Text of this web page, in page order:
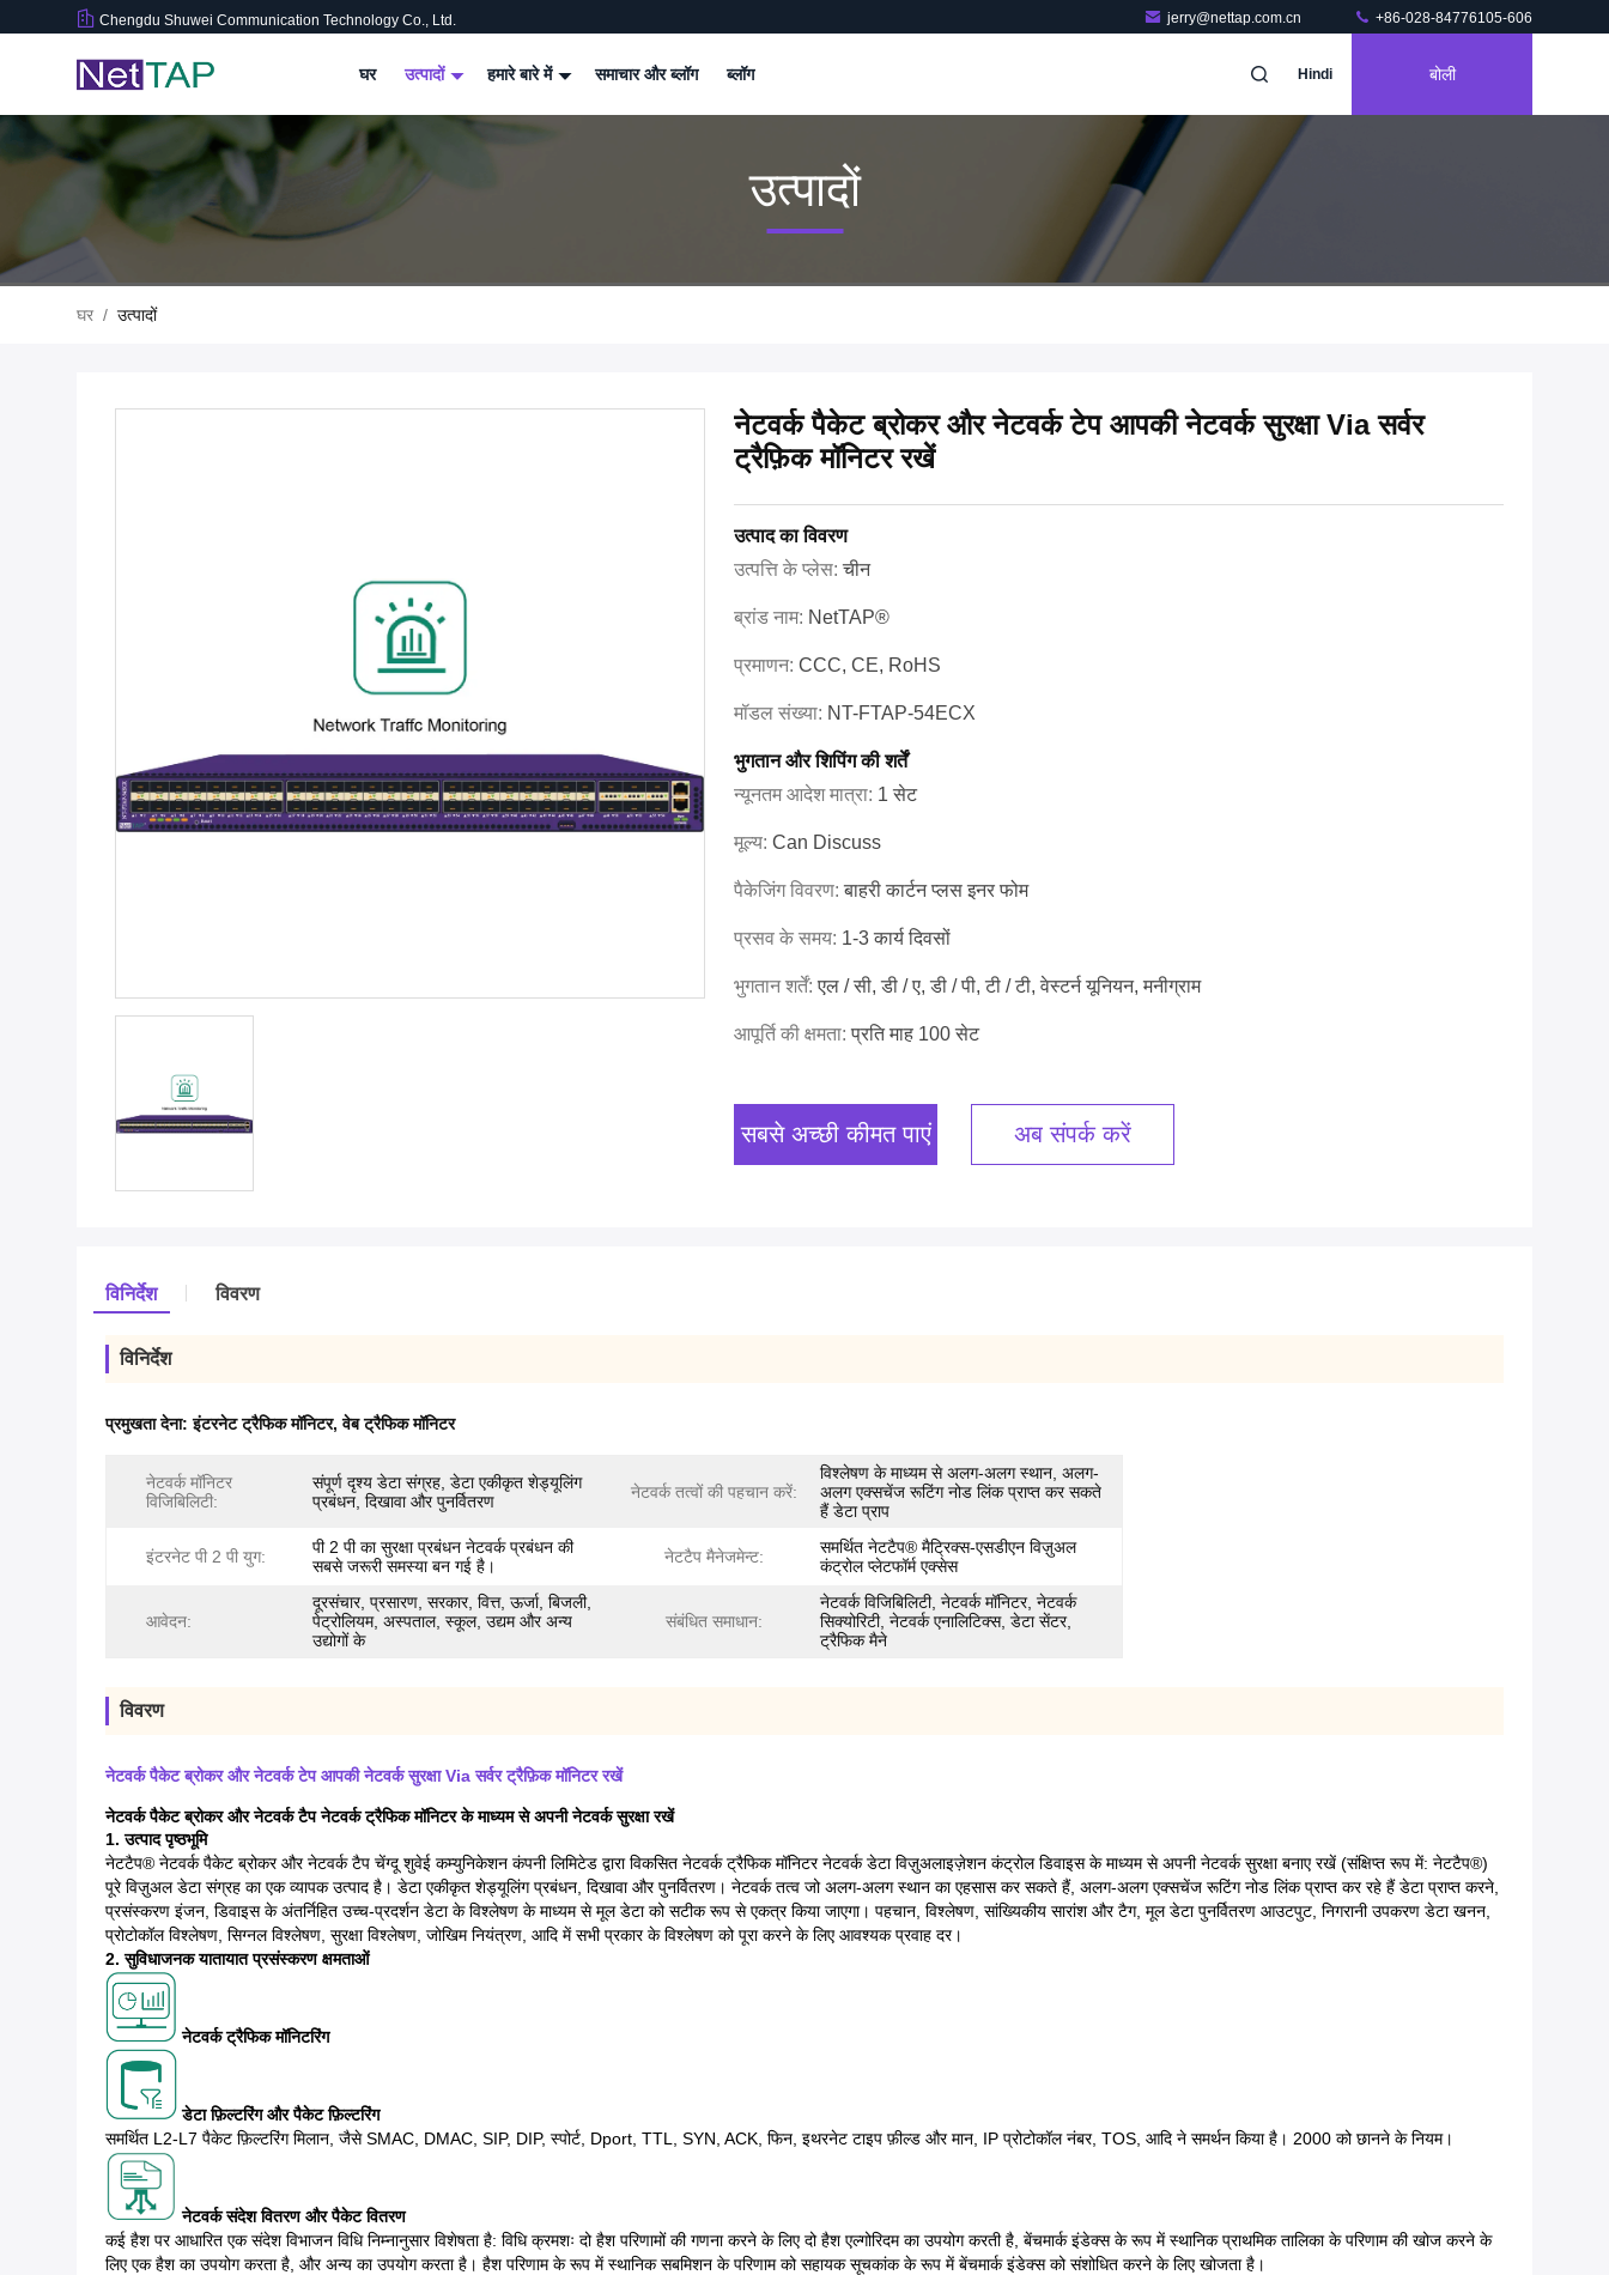
Chengdu Shuwei Communication Technology Co., Ltd. jerry@nettap.com.cn +86-028-84776105-606
घर उत्पादों हमारे बारे में समाचार और ब्लॉग ब्लॉग Hindi बोली
उत्पादों
घर / उत्पादों
नेटवर्क पैकेट ब्रोकर और नेटवर्क टेप आपकी नेटवर्क सुरक्षा Via सर्वर
ट्रैफ़िक मॉनिटर रखें
उत्पाद का विवरण
उत्पत्ति के प्लेस:चीन
ब्रांड नाम: NetTAP®
प्रमाणन: CCC, CE, RoHS
मॉडल संख्या: NT-FTAP-54ECX
भुगतान और शिपिंग की शर्तें
न्यूनतम आदेश मात्रा: 1 सेट
मूल्य: Can Discuss
पैकेजिंग विवरण:बाहरी कार्टन प्लस इनर फोम
प्रसव के समय: 1-3 कार्य दिवसों
भुगतान शर्तें:एल / सी, डी / ए, डी / पी, टी / टी, वेस्टर्न यूनियन, मनीग्राम
आपूर्ति की क्षमता:प्रति माह 100 सेट
सबसे अच्छी कीमत पाएं अब संपर्क करें
विनिर्देश विवरण
विनिर्देश
प्रमुखता देना:इंटरनेट ट्रैफिक मॉनिटर,वेब ट्रैफिक मॉनिटर
नेटवर्क मॉनिटर
विजिबिलिटी:
संपूर्ण दृश्य डेटा संग्रह, डेटा एकीकृत शेड्यूलिंग
प्रबंधन, दिखावा और पुनर्वितरण
नेटवर्क तत्वों की पहचान करें:
विश्लेषण के माध्यम से अलग-अलग स्थान, अलग-
अलग एक्सचेंज रूटिंग नोड लिंक प्राप्त कर सकते
हैं डेटा प्राप
इंटरनेट पी 2 पी युग:
पी 2 पी का सुरक्षा प्रबंधन नेटवर्क प्रबंधन की
सबसे जरूरी समस्या बन गई है।
नेटटैप मैनेजमेन्ट:
समर्थित नेटटैप® मैट्रिक्स-एसडीएन विज़ुअल
कंट्रोल प्लेटफॉर्म एक्सेस
आवेदन:
दूरसंचार, प्रसारण, सरकार, वित्त, ऊर्जा, बिजली,
पेट्रोलियम, अस्पताल, स्कूल, उद्यम और अन्य
उद्योगों के
संबंधित समाधान:
नेटवर्क विजिबिलिटी, नेटवर्क मॉनिटर, नेटवर्क
सिक्योरिटी, नेटवर्क एनालिटिक्स, डेटा सेंटर,
ट्रैफिक मैने
विवरण
नेटवर्क पैकेट ब्रोकर और नेटवर्क टेप आपकी नेटवर्क सुरक्षा Via सर्वर ट्रैफ़िक मॉनिटर रखें
नेटवर्क पैकेट ब्रोकर और नेटवर्क टैप नेटवर्क ट्रैफिक मॉनिटर के माध्यम से अपनी नेटवर्क सुरक्षा रखें
1. उत्पाद पृष्ठभूमि
नेटटैप® नेटवर्क पैकेट ब्रोकर और नेटवर्क टैप चेंग्दू शुवेई कम्युनिकेशन कंपनी लिमिटेड द्वारा विकसित नेटवर्क ट्रैफिक मॉनिटर नेटवर्क डेटा विज़ुअलाइज़ेशन कंट्रोल डिवाइस के माध्यम से अपनी नेटवर्क सुरक्षा बनाए रखें (संक्षिप्त रूप में: नेटटैप®)
पूरे विज़ुअल डेटा संग्रह का एक व्यापक उत्पाद है। डेटा एकीकृत शेड्यूलिंग प्रबंधन, दिखावा और पुनर्वितरण। नेटवर्क तत्व जो अलग-अलग स्थान का एहसास कर सकते हैं, अलग-अलग एक्सचेंज रूटिंग नोड लिंक प्राप्त कर रहे हैं डेटा प्राप्त करने,
प्रसंस्करण इंजन, डिवाइस के अंतर्निहित उच्च-प्रदर्शन डेटा के विश्लेषण के माध्यम से मूल डेटा को सटीक रूप से एकत्र किया जाएगा। पहचान, विश्लेषण, सांख्यिकीय सारांश और टैग, मूल डेटा पुनर्वितरण आउटपुट, निगरानी उपकरण डेटा खनन,
प्रोटोकॉल विश्लेषण, सिग्नल विश्लेषण, सुरक्षा विश्लेषण, जोखिम नियंत्रण, आदि में सभी प्रकार के विश्लेषण को पूरा करने के लिए आवश्यक प्रवाह दर।
2. सुविधाजनक यातायात प्रसंस्करण क्षमताओं
नेटवर्क ट्रैफिक मॉनिटरिंग
डेटा फ़िल्टरिंग और पैकेट फ़िल्टरिंग
समर्थित L2-L7 पैकेट फ़िल्टरिंग मिलान, जैसे SMAC, DMAC, SIP, DIP, स्पोर्ट, Dport, TTL, SYN, ACK, फिन, इथरनेट टाइप फ़ील्ड और मान, IP प्रोटोकॉल नंबर, TOS, आदि ने समर्थन किया है। 2000 को छानने के नियम।
नेटवर्क संदेश वितरण और पैकेट वितरण
कई हैश पर आधारित एक संदेश विभाजन विधि निम्नानुसार विशेषता है: विधि क्रमशः दो हैश परिणामों की गणना करने के लिए दो हैश एल्गोरिदम का उपयोग करती है, बेंचमार्क इंडेक्स के रूप में स्थानिक प्राथमिक तालिका के परिणाम की खोज करने के
लिए एक हैश का उपयोग करता है, और अन्य का उपयोग करता है। हैश परिणाम के रूप में स्थानिक सबमिशन के परिणाम को सहायक सूचकांक के रूप में बेंचमार्क इंडेक्स को संशोधित करने के लिए खोजता है।